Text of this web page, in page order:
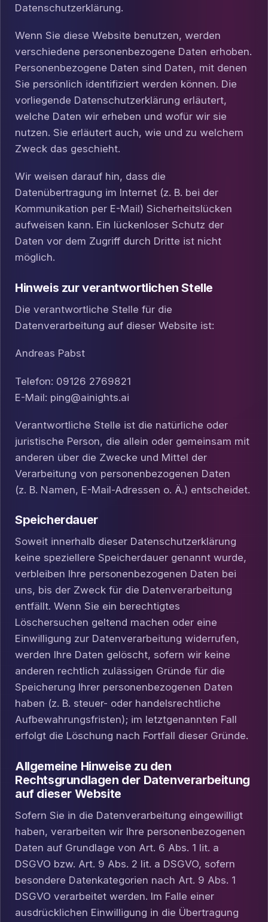
Datenschutzerklärung.
Wenn Sie diese Website benutzen, werden
verschiedene personenbezogene Daten erhoben.
Personenbezogene Daten sind Daten, mit denen
Sie persönlich identifiziert werden können. Die
vorliegende Datenschutzerklärung erläutert,
welche Daten wir erheben und wofür wir sie
nutzen. Sie erläutert auch, wie und zu welchem
Zweck das geschieht.
Wir weisen darauf hin, dass die
Datenübertragung im Internet (z. B. bei der
Kommunikation per E-Mail) Sicherheitslücken
aufweisen kann. Ein lückenloser Schutz der
Daten vor dem Zugriff durch Dritte ist nicht
möglich.
Hinweis zur verantwortlichen Stelle
Die verantwortliche Stelle für die
Datenverarbeitung auf dieser Website ist:
Andreas Pabst
Telefon: 09126 2769821
E-Mail: ping@ainights.ai
Verantwortliche Stelle ist die natürliche oder
juristische Person, die allein oder gemeinsam mit
anderen über die Zwecke und Mittel der
Verarbeitung von personenbezogenen Daten
(z. B. Namen, E-Mail-Adressen o. Ä.) entscheidet.
Speicherdauer
Soweit innerhalb dieser Datenschutzerklärung
keine speziellere Speicherdauer genannt wurde,
verbleiben Ihre personenbezogenen Daten bei
uns, bis der Zweck für die Datenverarbeitung
entfällt. Wenn Sie ein berechtigtes
Löschersuchen geltend machen oder eine
Einwilligung zur Datenverarbeitung widerrufen,
werden Ihre Daten gelöscht, sofern wir keine
anderen rechtlich zulässigen Gründe für die
Speicherung Ihrer personenbezogenen Daten
haben (z. B. steuer- oder handelsrechtliche
Aufbewahrungsfristen); im letztgenannten Fall
erfolgt die Löschung nach Fortfall dieser Gründe.
Allgemeine Hinweise zu den
Rechtsgrundlagen der Datenverarbeitung
auf dieser Website
Sofern Sie in die Datenverarbeitung eingewilligt
haben, verarbeiten wir Ihre personenbezogenen
Daten auf Grundlage von Art. 6 Abs. 1 lit. a
DSGVO bzw. Art. 9 Abs. 2 lit. a DSGVO, sofern
besondere Datenkategorien nach Art. 9 Abs. 1
DSGVO verarbeitet werden. Im Falle einer
ausdrücklichen Einwilligung in die Übertragung